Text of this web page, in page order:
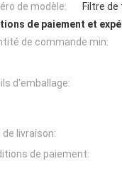
de modèle:
Filtre
de paiement et
de commande min:
d'emballage:
de livraison:
de paiement: